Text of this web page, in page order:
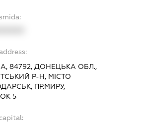
84792, ДОНЕЦЬКА ОБЛ.,
Р-Н, МІСТО
ПР.МИРУ,
5